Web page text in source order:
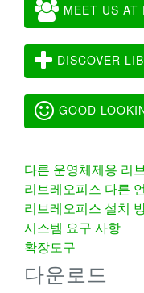
MEET US AT
DISCOVER
GOOD
다른 운영체제용 리
리브레오피스 다른
리브레오피스 설치
시스템 요구 사항
확장도구
다운로드